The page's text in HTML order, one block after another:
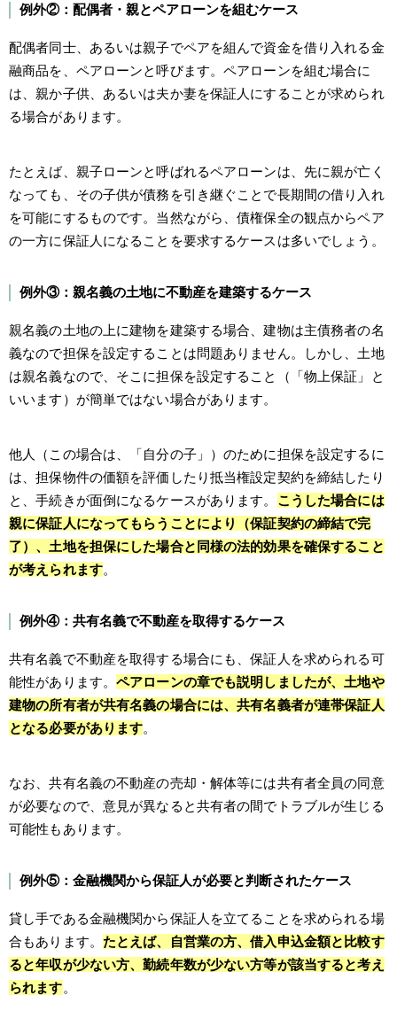
例外②：配偶者・親とペアローンを組むケース
配偶者同士、あるいは親子でペアを組んで資金を借り入れる金
融商品を、ペアローンと呼びます。ペアローンを組む場合に
は、親か子供、あるいは夫か妻を保証人にすることが求められ
る場合があります。
たとえば、親子ローンと呼ばれるペアローンは、先に親が亡く
なっても、その子供が債務を引き継ぐことで長期間の借り入れ
を可能にするものです。当然ながら、債権保全の観点からペア
の一方に保証人になることを要求するケースは多いでしょう。
例外③：親名義の土地に不動産を建築するケース
親名義の土地の上に建物を建築する場合、建物は主債務者の名
義なので担保を設定することは問題ありません。しかし、土地
は親名義なので、そこに担保を設定すること（「物上保証」と
いいます）が簡単ではない場合があります。
他人（この場合は、「自分の子」）のために担保を設定するに
は、担保物件の価額を評価したり抵当権設定契約を締結したり
と、手続きが面倒になるケースがあります。 こうした場合には
親に保証人になってもらうことにより（保証契約の締結で完
了）、土地を担保にした場合と同様の法的効果を確保すること
が考えられます。
例外④：共有名義で不動産を取得するケース
共有名義で不動産を取得する場合にも、保証人を求められる可
能性があります。ペアローンの章でも説明しましたが、土地や
建物の所有者が共有名義の場合には、共有名義者が連帯保証人
となる必要があります。
なお、共有名義の不動産の売却・解体等には共有者全員の同意
が必要なので、意見が異なると共有者の間でトラブルが生じる
可能性もあります。
例外⑤：金融機関から保証人が必要と判断されたケース
貸し手である金融機関から保証人を立てることを求められる場
合もあります。 たとえば、自営業の方、借入申込金額と比較す
ると年収が少ない方、勤続年数が少ない方等が該当すると考え
られます。